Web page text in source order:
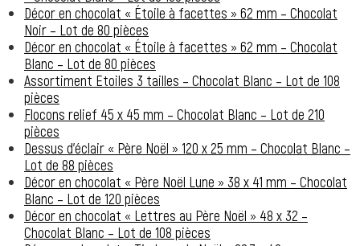
Décor en chocolat « Étoile à facettes » 62 mm – Chocolat
Noir – Lot de 80 pièces
Décor en chocolat « Étoile à facettes » 62 mm – Chocolat
Blanc – Lot de 80 pièces
Assortiment Etoiles 3 tailles – Chocolat Blanc – Lot de 108
pièces
Flocons relief 45 x 45 mm – Chocolat Blanc – Lot de 210
pièces
Dessus d’éclair « Père Noël » 120 x 25 mm – Chocolat Blanc –
Lot de 88 pièces
Décor en chocolat « Père Noël Lune » 38 x 41 mm – Chocolat
Blanc – Lot de 120 pièces
Décor en chocolat « Lettres au Père Noël » 48 x 32 –
Chocolat Blanc – Lot de 108 pièces